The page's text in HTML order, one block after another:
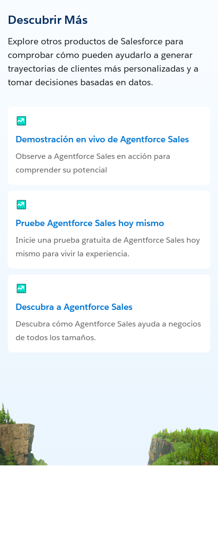
Descubrir Más
Explore otros productos de Salesforce para
comprobar cómo pueden ayudarlo a generar
trayectorias de clientes más personalizadas y a
tomar decisiones basadas en datos.
Demostración en vivo de Agentforce Sales
Observe a Agentforce Sales en acción para
comprender su potencial
Pruebe Agentforce Sales hoy mismo
Inicie una prueba gratuita de Agentforce Sales hoy
mismo para vivir la experiencia.
Descubra a Agentforce Sales
Descubra cómo Agentforce Sales ayuda a negocios
de todos los tamaños.